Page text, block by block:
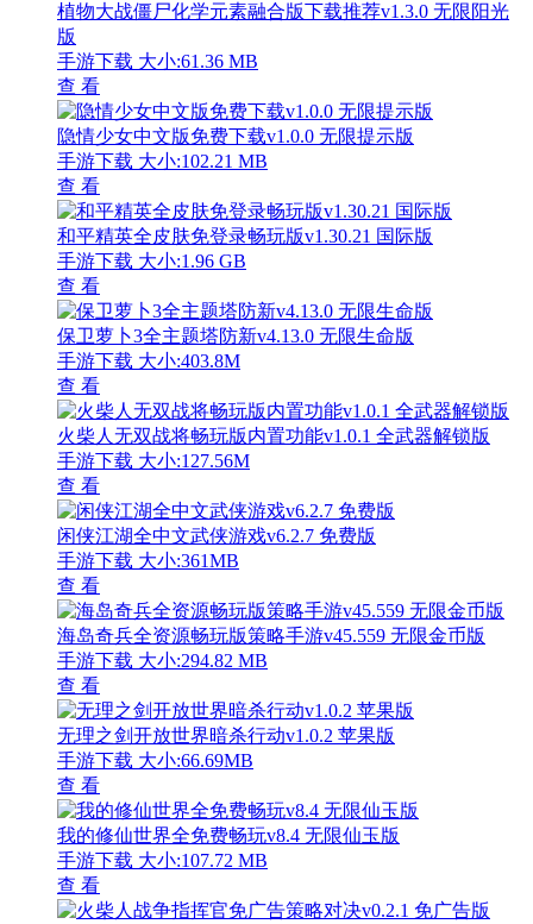
植物大战僵尸化学元素融合版下载推荐v1.3.0 无限阳光
版
手游下载 大小:61.36 MB
查 看
隐情少女中文版免费下载v1.0.0 无限提示版
手游下载 大小:102.21 MB
查 看
和平精英全皮肤免登录畅玩版v1.30.21 国际版
手游下载 大小:1.96 GB
查 看
保卫萝卜3全主题塔防新v4.13.0 无限生命版
手游下载 大小:403.8M
查 看
火柴人无双战将畅玩版内置功能v1.0.1 全武器解锁版
手游下载 大小:127.56M
查 看
闲侠江湖全中文武侠游戏v6.2.7 免费版
手游下载 大小:361MB
查 看
海岛奇兵全资源畅玩版策略手游v45.559 无限金币版
手游下载 大小:294.82 MB
查 看
无理之剑开放世界暗杀行动v1.0.2 苹果版
手游下载 大小:66.69MB
查 看
我的修仙世界全免费畅玩v8.4 无限仙玉版
手游下载 大小:107.72 MB
查 看